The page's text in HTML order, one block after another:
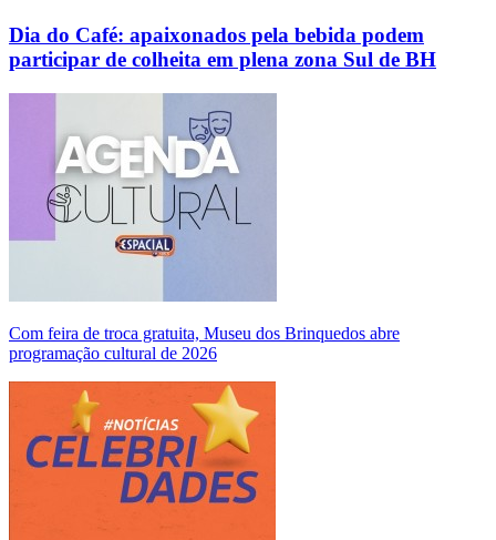
Dia do Café: apaixonados pela bebida podem
participar de colheita em plena zona Sul de BH
Com feira de troca gratuita, Museu dos Brinquedos abre
programação cultural de 2026